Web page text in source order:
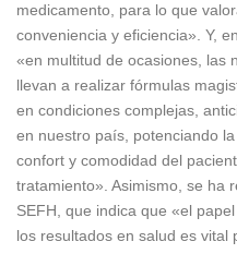
medicamento, para lo que
conveniencia y eficiencia». Y,
«en multitud de ocasiones, las
llevan a realizar fórmulas
en condiciones complejas,
en nuestro país, potenciando
confort y comodidad del
tratamiento». Asimismo, se ha
SEFH, que indica que «el
los resultados en salud es vital